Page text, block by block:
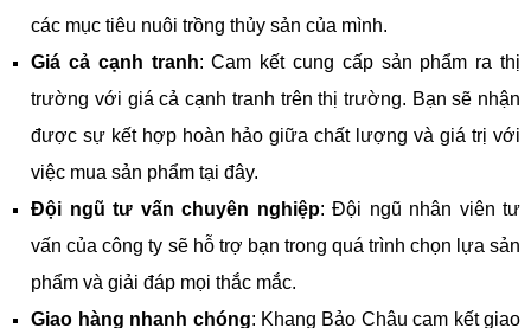
các mục tiêu nuôi trồng thủy sản của mình.
Giá cả cạnh tranh: Cam kết cung cấp sản phẩm ra thị
trường với giá cả cạnh tranh trên thị trường. Bạn sẽ nhận
được sự kết hợp hoàn hảo giữa chất lượng và giá trị với
việc mua sản phẩm tại đây.
Đội ngũ tư vấn chuyên nghiệp: Đội ngũ nhân viên tư
vấn của công ty sẽ hỗ trợ bạn trong quá trình chọn lựa sản
phẩm và giải đáp mọi thắc mắc.
Giao hàng nhanh chóng: Khang Bảo Châu cam kết giao